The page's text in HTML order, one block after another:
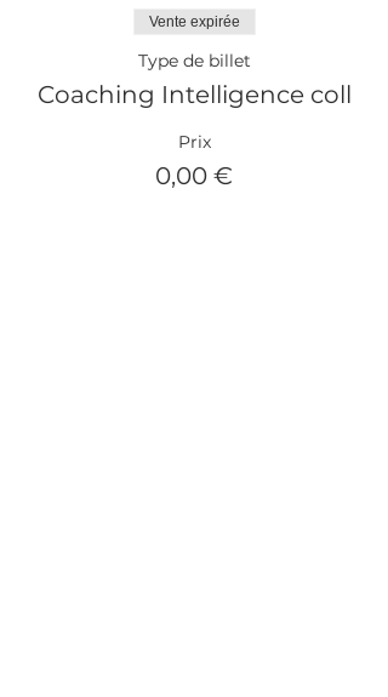
Vente expirée
Type de billet
Coaching Intelligence coll
Prix
0,00 €